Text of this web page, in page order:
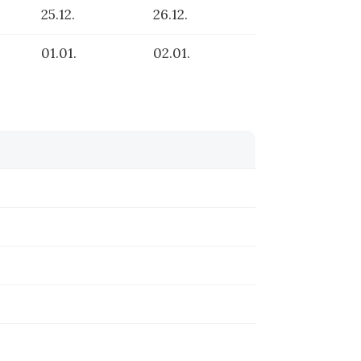
25.12. 26.12.
01.01. 02.01.